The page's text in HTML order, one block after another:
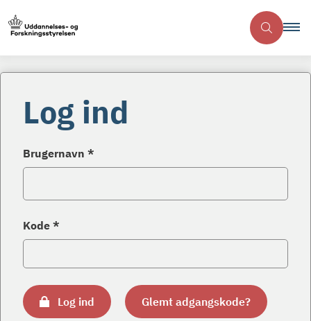
Log ind
Brugernavn *
Kode *
Log ind Glemt adgangskode?